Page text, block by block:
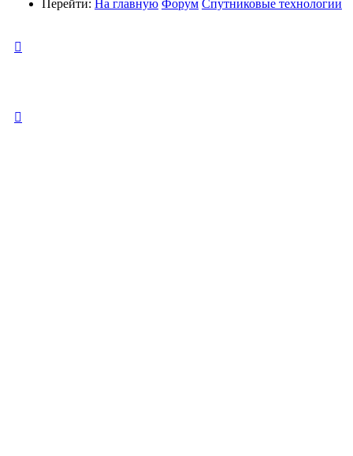
Перейти: На главную Форум Спутниковые технологии